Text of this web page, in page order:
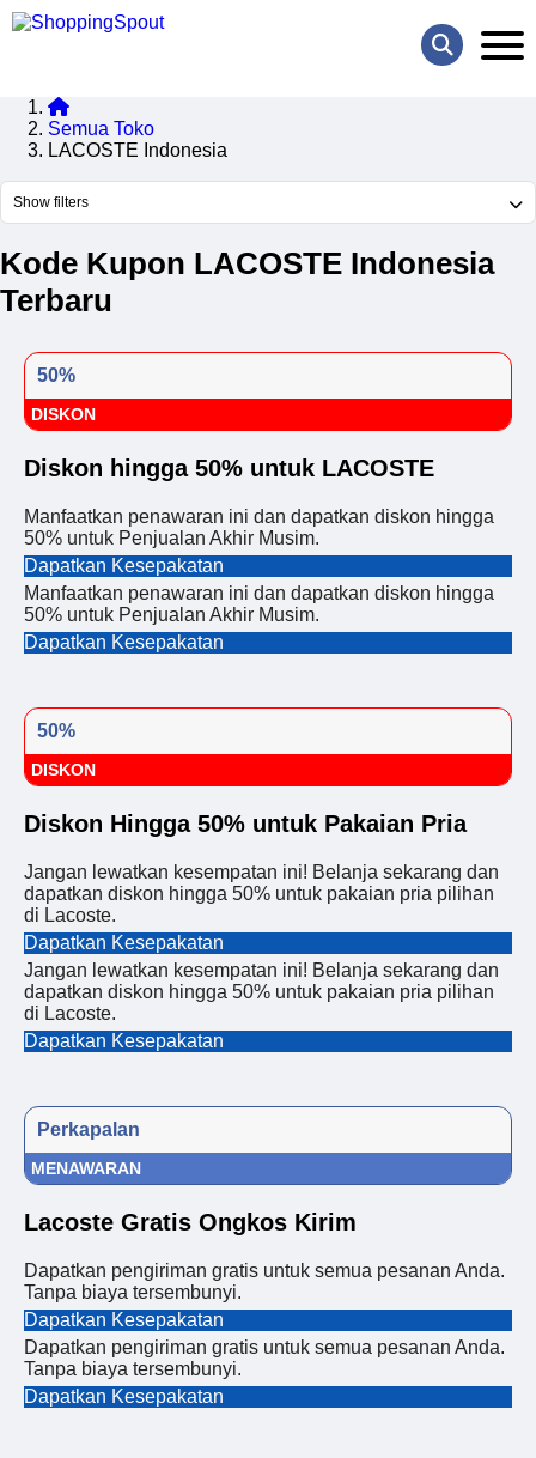
Semua Toko
LACOSTE Indonesia
Show filters
Kode Kupon LACOSTE Indonesia
Terbaru
50%
DISKON
Diskon hingga 50% untuk LACOSTE
Manfaatkan penawaran ini dan dapatkan diskon hingga
50% untuk Penjualan Akhir Musim.
Dapatkan Kesepakatan
Manfaatkan penawaran ini dan dapatkan diskon hingga
50% untuk Penjualan Akhir Musim.
Dapatkan Kesepakatan
50%
DISKON
Diskon Hingga 50% untuk Pakaian Pria
Jangan lewatkan kesempatan ini! Belanja sekarang dan
dapatkan diskon hingga 50% untuk pakaian pria pilihan
di Lacoste.
Dapatkan Kesepakatan
Jangan lewatkan kesempatan ini! Belanja sekarang dan
dapatkan diskon hingga 50% untuk pakaian pria pilihan
di Lacoste.
Dapatkan Kesepakatan
Perkapalan
MENAWARAN
Lacoste Gratis Ongkos Kirim
Dapatkan pengiriman gratis untuk semua pesanan Anda.
Tanpa biaya tersembunyi.
Dapatkan Kesepakatan
Dapatkan pengiriman gratis untuk semua pesanan Anda.
Tanpa biaya tersembunyi.
Dapatkan Kesepakatan